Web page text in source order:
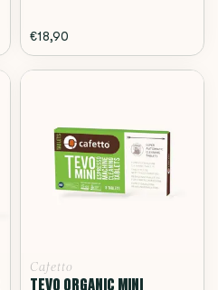
€18,90
Cafetto
TEVO ORGANIC MINI